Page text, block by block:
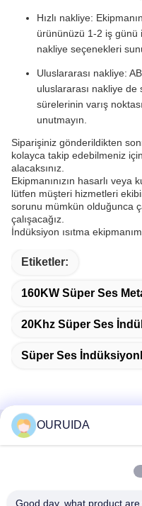
Hızlı nakliye:
ürününüzü 1-2 iş günü
nakliye seçenekleri
Uluslararası nakliye:
uluslararası nakliye
sürelerinin varış
unutmayın.
Siparişiniz gönderildikten
kolayca takip edebilmeniz
alacaksınız.
Ekipmanınızın hasarlı veya
lütfen müşteri hizmetleri
sorunu mümkün olduğunca
çalışacağız.
İndüksiyon ısıtma
Etiketler:
160KW Süper Ses
20Khz Süper Ses
Süper Ses
Hızlı İletişim
528225, No 7, B
OURUIDA
Good day, what product